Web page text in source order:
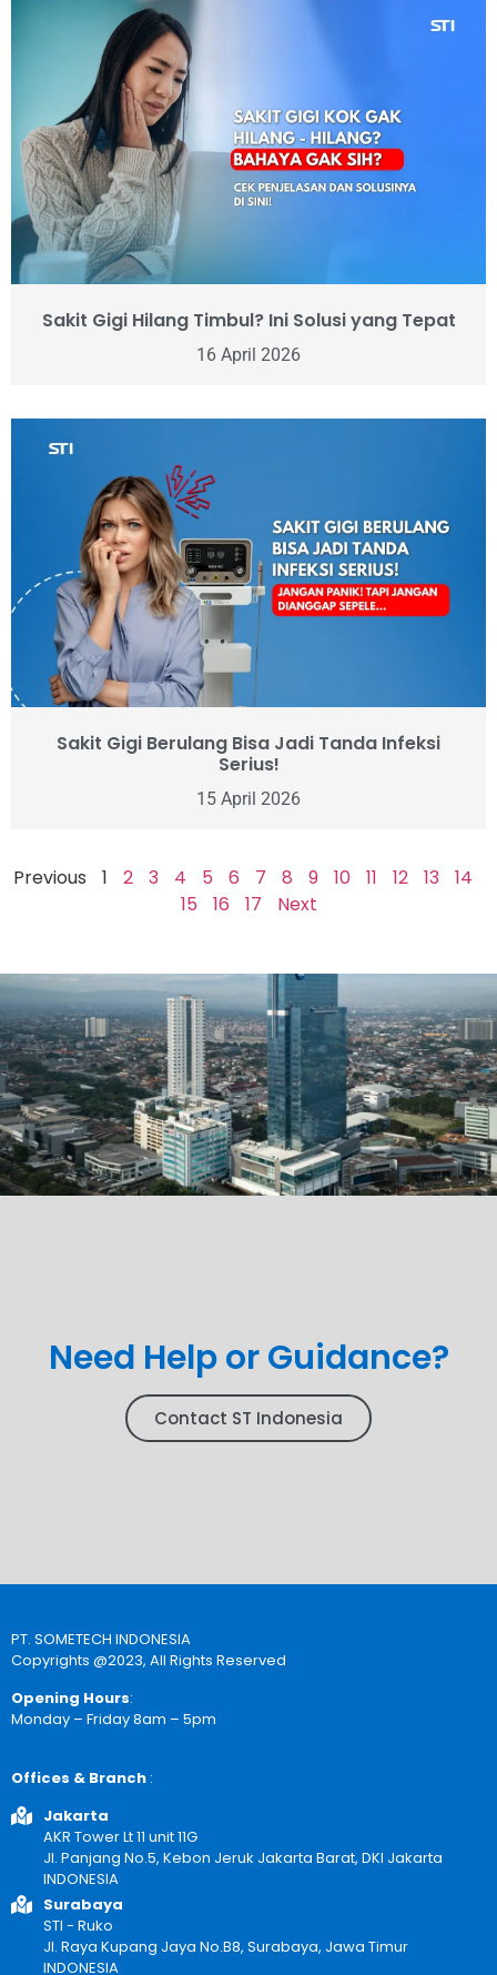
Sakit Gigi Hilang Timbul? Ini Solusi yang Tepat
16 April 2026
Sakit Gigi Berulang Bisa Jadi Tanda Infeksi
Serius!
15 April 2026
Previous 1 2 3 4 5 6 7 8 9 10 11 12 13
14
15
16 17 Next
Need Help or Guidance?
Contact ST Indonesia
PT. SOMETECH INDONESIA
Copyrights @2023, All Rights Reserved
Opening Hours:
Monday – Friday 8am – 5pm
Offices & Branch :
Jakarta
AKR Tower Lt 11 unit 11G
Jl. Panjang No.5, Kebon Jeruk Jakarta Barat, DKI Jakarta
INDONESIA
Surabaya
STI - Ruko
Jl. Raya Kupang Jaya No.B8, Surabaya, Jawa Timur
INDONESIA